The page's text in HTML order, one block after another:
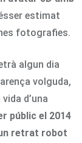
estimat
fotografies.
algun dia
volguda,
d’una
públic el 2014
retrat robot